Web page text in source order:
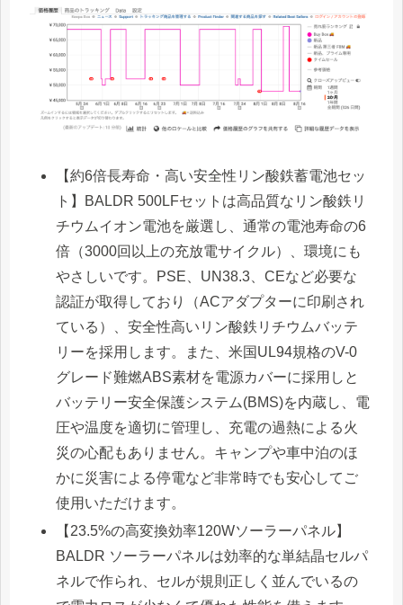
【約6倍長寿命・高い安全性リン酸鉄蓄電池セッ
ト】BALDR 500LFセットは高品質なリン酸鉄リ
チウムイオン電池を厳選し、通常の電池寿命の6
倍（3000回以上の充放電サイクル）、環境にも
やさしいです。PSE、UN38.3、CEなど必要な
認証が取得しており（ACアダプターに印刷され
ている）、安全性高いリン酸鉄リチウムバッテ
リーを採用します。また、米国UL94規格のV-0
グレード難燃ABS素材を電源カバーに採用しと
バッテリー安全保護システム(BMS)を内蔵し、電
圧や温度を適切に管理し、充電の過熱による火
災の心配もありません。キャンプや車中泊のほ
かに災害による停電など非常時でも安心してご
使用いただけます。
【23.5%の高変換効率120Wソーラーパネル】
BALDR ソーラーパネルは効率的な単結晶セルパ
ネルで作られ、セルが規則正しく並んでいるの